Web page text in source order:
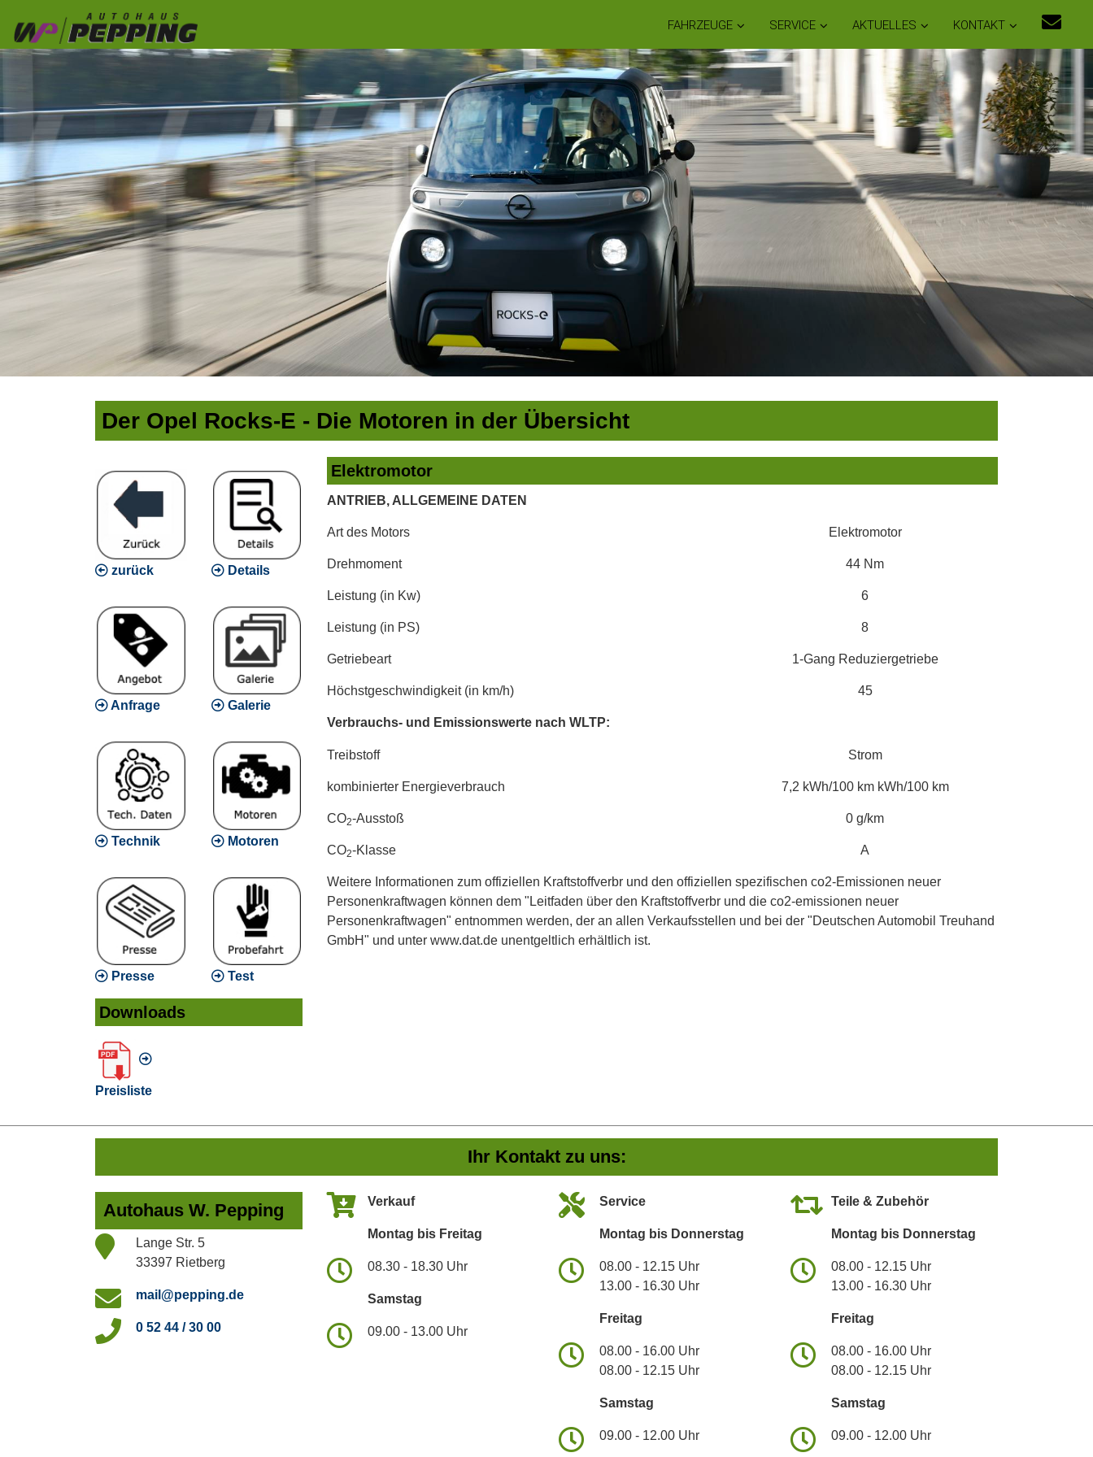
FAHRZEUGE SERVICE AKTUELLES KONTAKT
Der Opel Rocks-E - Die Motoren in der Übersicht
zurück Details
Anfrage Galerie
Technik Motoren
Presse Test
Downloads
Preisliste
Elektromotor
ANTRIEB, ALLGEMEINE DATEN
Art des Motors Elektromotor
Drehmoment 44 Nm
Leistung (in Kw) 6
Leistung (in PS) 8
Getriebeart 1-Gang Reduziergetriebe
Höchstgeschwindigkeit (in km/h) 45
Verbrauchs- und Emissionswerte nach WLTP:
Treibstoff Strom
kombinierter Energieverbrauch 7,2 kWh/100 km kWh/100 km
CO2-Ausstoß 0 g/km
CO2-Klasse A
Weitere Informationen zum offiziellen Kraftstoffverbr und den offiziellen spezifischen co2-Emissionen neuer
Personenkraftwagen können dem "Leitfaden über den Kraftstoffverbr und die co2-emissionen neuer
Personenkraftwagen" entnommen werden, der an allen Verkaufsstellen und bei der "Deutschen Automobil Treuhand
GmbH" und unter www.dat.de unentgeltlich erhältlich ist.
Ihr Kontakt zu uns:
Autohaus W. Pepping
Lange Str. 5
33397 Rietberg
mail@pepping.de
0 52 44 / 30 00
Verkauf
Montag bis Freitag
08.30 - 18.30 Uhr
Samstag
09.00 - 13.00 Uhr
Service
Montag bis Donnerstag
08.00 - 12.15 Uhr
13.00 - 16.30 Uhr
Freitag
08.00 - 16.00 Uhr
08.00 - 12.15 Uhr
Samstag
09.00 - 12.00 Uhr
Teile & Zubehör
Montag bis Donnerstag
08.00 - 12.15 Uhr
13.00 - 16.30 Uhr
Freitag
08.00 - 16.00 Uhr
08.00 - 12.15 Uhr
Samstag
09.00 - 12.00 Uhr